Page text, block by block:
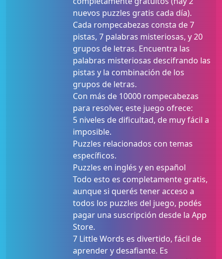
nuevos puzzles gratis cada día).
Cada rompecabezas consta de 7
pistas, 7 palabras misteriosas, y 20
grupos de letras. Encuentra las
palabras misteriosas descifrando las
pistas y la combinación de los
grupos de letras.
Con más de 10000 rompecabezas
para resolver, este juego ofrece:
5 niveles de dificultad, de muy fácil a
imposible.
Puzzles relacionados con temas
específicos.
Puzzles en inglés y en español
Todo esto es completamente gratis,
aunque si querés tener acceso a
todos los puzzles del juego, podés
pagar una suscripción desde la App
Store.
7 Little Words es divertido, fácil de
aprender y desafiante. Es